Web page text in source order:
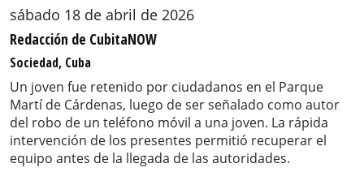
sábado 18 de abril de 2026
Redacción de CubitaNOW
Sociedad, Cuba
Un joven fue retenido por ciudadanos en el Parque
Martí de Cárdenas, luego de ser señalado como autor
del robo de un teléfono móvil a una joven. La rápida
intervención de los presentes permitió recuperar el
equipo antes de la llegada de las autoridades.